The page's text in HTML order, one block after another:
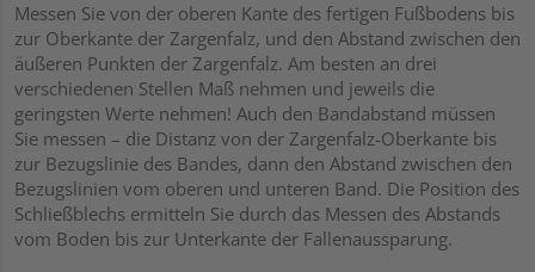
Messen Sie von der oberen Kante des fertigen Fußbodens bis
zur Oberkante der Zargenfalz, und den Abstand zwischen den
äußeren Punkten der Zargenfalz. Am besten an drei
verschiedenen Stellen Maß nehmen und jeweils die
geringsten Werte nehmen! Auch den Bandabstand müssen
Sie messen – die Distanz von der Zargenfalz-Oberkante bis
zur Bezugslinie des Bandes, dann den Abstand zwischen den
Bezugslinien vom oberen und unteren Band. Die Position des
Schließblechs ermitteln Sie durch das Messen des Abstands
vom Boden bis zur Unterkante der Fallenaussparung.